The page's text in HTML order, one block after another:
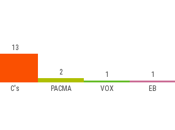
C's PACMA VOX EB
13
2 1 1